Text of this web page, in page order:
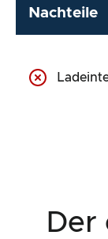
Nachteile
Der